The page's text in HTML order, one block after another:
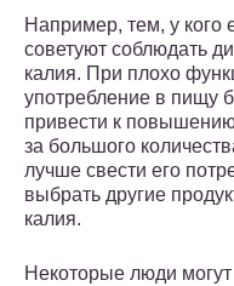
Например, тем, у кого
советуют соблюдать
калия. При плохо
употребление в пищу
привести к
за большого
лучше свести его
выбрать другие
калия.
Некоторые люди